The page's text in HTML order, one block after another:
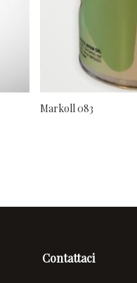
Markoll 083
Contattaci